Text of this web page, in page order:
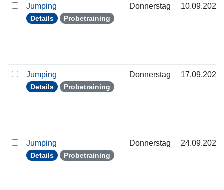
Jumping
Details Probetraining
Donnerstag 10.09.2026
Jumping
Details Probetraining
Donnerstag 17.09.2026
Jumping
Details Probetraining
Donnerstag 24.09.2026